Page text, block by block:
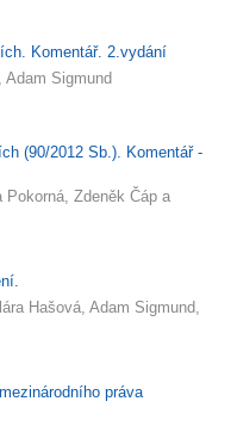
Komentář. 2.vydání
Sigmund
(90/2012 Sb.). Komentář -
Zdeněk Čáp a
Hašová, Adam Sigmund,
práva